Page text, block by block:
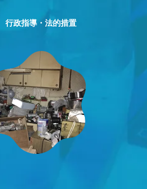
行政指導・法的措置